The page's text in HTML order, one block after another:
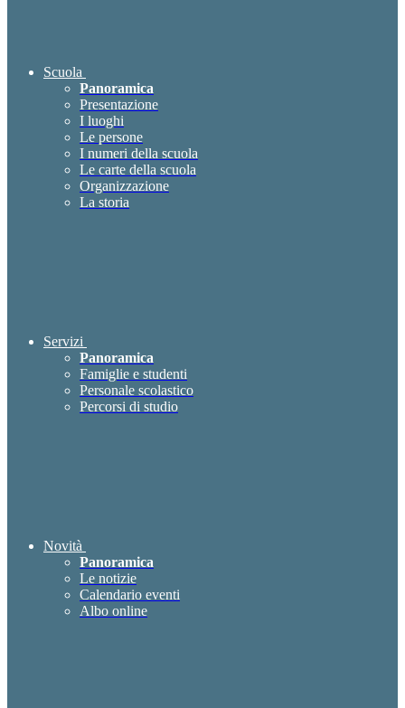
Scuola
Panoramica
Presentazione
I luoghi
Le persone
I numeri della scuola
Le carte della scuola
Organizzazione
La storia
Servizi
Panoramica
Famiglie e studenti
Personale scolastico
Percorsi di studio
Novità
Panoramica
Le notizie
Calendario eventi
Albo online